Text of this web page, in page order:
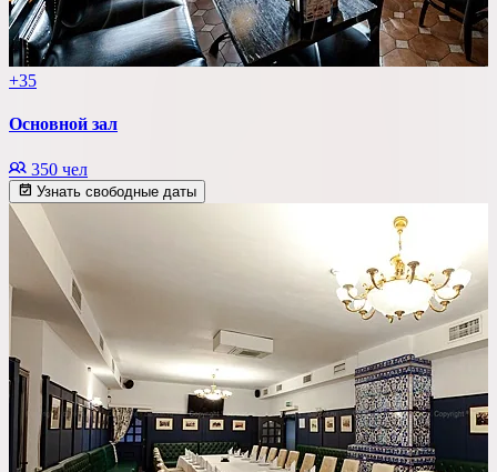
+35
Основной зал
350 чел
Узнать свободные даты